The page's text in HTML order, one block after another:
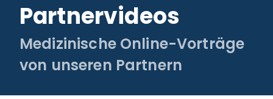
Partnervideos
Medizinische Online-Vorträge
von unseren Partnern